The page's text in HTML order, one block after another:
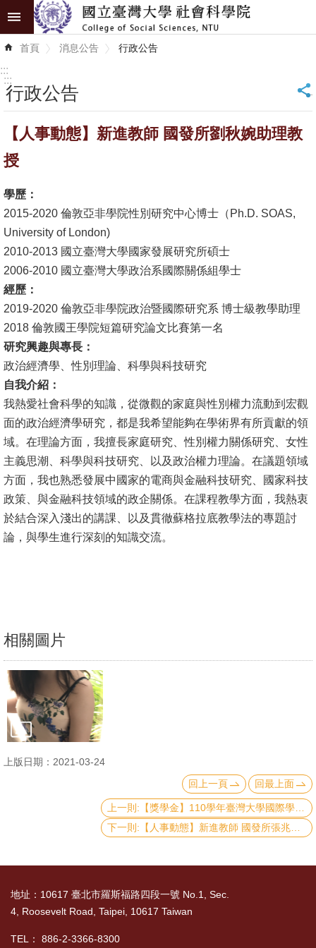
跳到主要內容區塊
進
階
識
學
研
究
消
息
公
告
國
際
化
高
教
深
文
件
心
輔
&
資
源
首頁 消息公告 行政公告
:::
:::
行政公告 _
【人事動態】新進教師 國發所劉秋婉助理教
授
學歷：
2015-2020 倫敦亞非學院性別研究中心博士（Ph.D. SOAS,
University of London)
2010-2013 國立臺灣大學國家發展研究所碩士
2006-2010 國立臺灣大學政治系國際關係組學士
經歷：
2019-2020 倫敦亞非學院政治暨國際研究系 博士級教學助理
2018 倫敦國王學院短篇研究論文比賽第一名
研究興趣與專長：
政治經濟學、性別理論、科學與科技研究
自我介紹：
我熱愛社會科學的知識，從微觀的家庭與性別權力流動到宏觀
面的政治經濟學研究，都是我希望能夠在學術界有所貢獻的領
域。在理論方面，我擅長家庭研究、性別權力關係研究、女性
主義思潮、科學與科技研究、以及政治權力理論。在議題領域
方面，我也熟悉發展中國家的電商與金融科技研究、國家科技
政策、與金融科技領域的政企關係。在課程教學方面，我熱衷
於結合深入淺出的講課、以及貫徹蘇格拉底教學法的專題討
論，與學生進行深刻的知識交流。
相關圖片
上版日期：2021-03-24
回上一頁
回最上面
地址：10617 臺北市羅斯福路四段一號 No.1, Sec.
4, Roosevelt Road, Taipei, 10617 Taiwan
TEL： 886-2-3366-8300